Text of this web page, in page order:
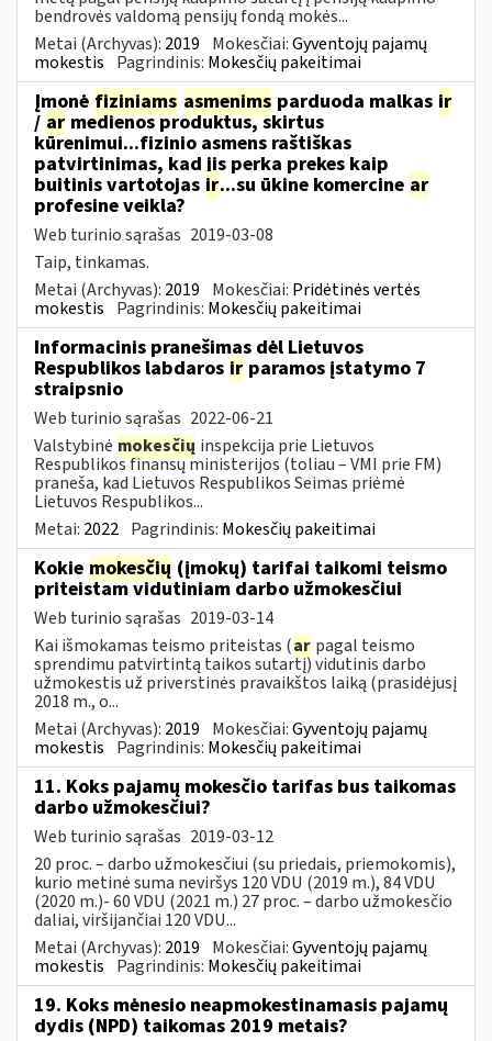
bendrovės valdomą pensijų fondą mokės...
Metai (Archyvas): 2019 Mokesčiai:Gyventojų pajamų
mokestis Pagrindinis: Mokesčių pakeitimai
Įmonė fiziniams asmenims parduoda malkas ir
/ ar medienos produktus, skirtus
kūrenimui...fizinio asmens raštiškas
patvirtinimas, kad jis perka prekes kaip
buitinis vartotojas ir...su ūkine komercine ar
profesine veikla?
Web turinio sąrašas 2019-03-08
Taip, tinkamas.
Metai (Archyvas): 2019 Mokesčiai: Pridėtinės vertės
mokestis Pagrindinis: Mokesčių pakeitimai
Informacinis pranešimas dėl Lietuvos
Respublikos labdaros ir paramos įstatymo 7
straipsnio
Web turinio sąrašas 2022-06-21
Valstybinė mokesčių inspekcija prie Lietuvos
Respublikos finansų ministerijos (toliau – VMI prie FM)
praneša, kad Lietuvos Respublikos Seimas priėmė
Lietuvos Respublikos...
Metai: 2022 Pagrindinis: Mokesčių pakeitimai
Kokie mokesčių (įmokų) tarifai taikomi teismo
priteistam vidutiniam darbo užmokesčiui
Web turinio sąrašas 2019-03-14
Kai išmokamas teismo priteistas (ar pagal teismo
sprendimu patvirtintą taikos sutartį) vidutinis darbo
užmokestis už priverstinės pravaikštos laiką (prasidėjusį
2018 m., o...
Metai (Archyvas): 2019 Mokesčiai:Gyventojų pajamų
mokestis Pagrindinis: Mokesčių pakeitimai
11. Koks pajamų mokesčio tarifas bus taikomas
darbo užmokesčiui?
Web turinio sąrašas 2019-03-12
20 proc. – darbo užmokesčiui (su priedais, priemokomis),
kurio metinė suma neviršys 120 VDU (2019 m.), 84 VDU
(2020 m.)- 60 VDU (2021 m.) 27 proc. – darbo užmokesčio
daliai, viršijančiai 120 VDU...
Metai (Archyvas): 2019 Mokesčiai:Gyventojų pajamų
mokestis Pagrindinis: Mokesčių pakeitimai
19. Koks mėnesio neapmokestinamasis pajamų
dydis (NPD) taikomas 2019 metais?